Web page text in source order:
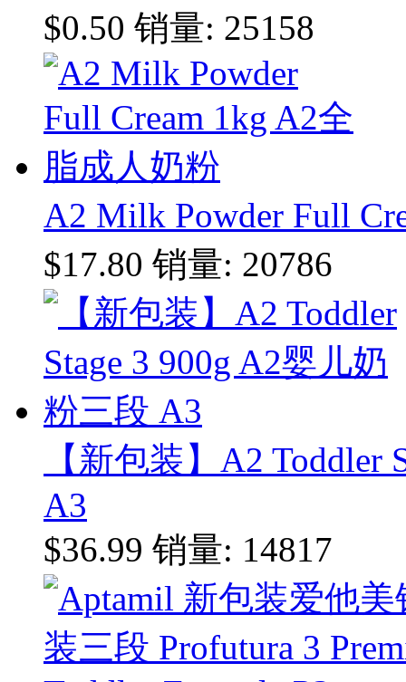
$0.50 销量: 25158
A2 Milk Powder Full
$17.80 销量: 20786
【新包装】A2 Toddler
A3
$36.99 销量: 14817